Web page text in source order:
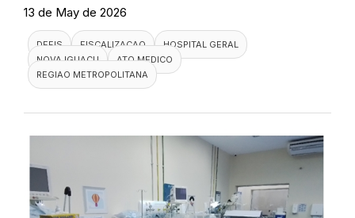
13 de May de 2026
DEFIS FISCALIZACAO
HOSPITAL GERAL
NOVA IGUACU
ATO MEDICO
REGIAO METROPOLITANA